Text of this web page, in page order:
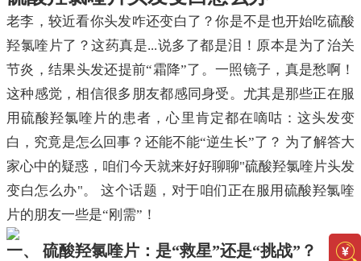
老李，较近看你头发咋还变白了？你是不是也开始吃硫酸
羟氯喹片了？这药真是...说多了都是泪！原本是为了治关
节炎，结果头发还提前“霜降”了。一照镜子，真是愁啊！
这种感觉，相信很多朋友都感同身受。尤其是那些正在服
用硫酸羟氯喹片的患者，心里肯定都在嘀咕：这头发变
白，究竟是怎么回事？还能不能“逆生长”了？ 为了解答大
家心中的疑惑，咱们今天就来好好聊聊"硫酸羟氯喹片头发
变白怎么办"。 这个话题，对于咱们正在服用硫酸羟氯喹
片的朋友一些是“刚需”！
一、 硫酸羟氯喹片：是“救星”还是“挑战”？